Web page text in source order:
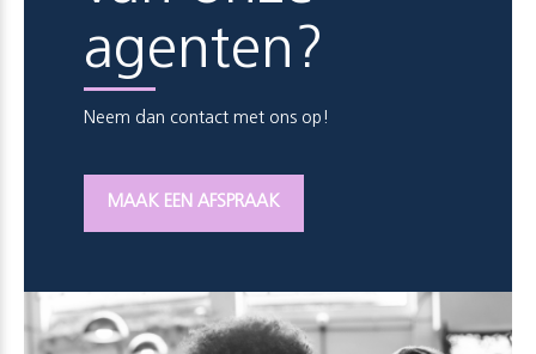
agenten?
Neem dan contact met ons op!
MAAK EEN AFSPRAAK